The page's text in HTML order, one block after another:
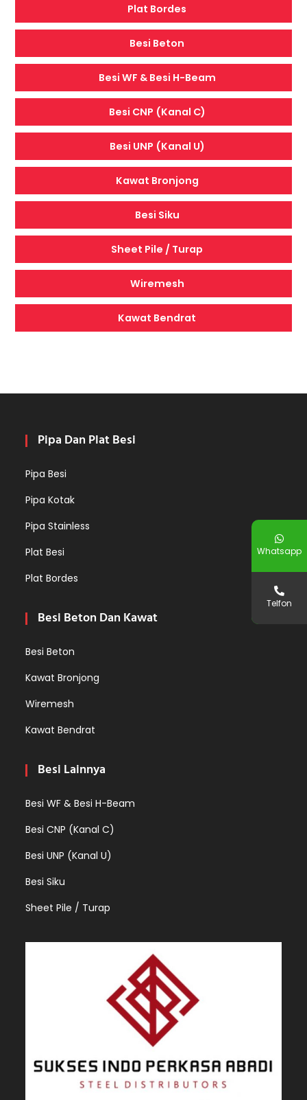
Plat Bordes
Besi Beton
Besi WF & Besi H-Beam
Besi CNP (Kanal C)
Besi UNP (Kanal U)
Kawat Bronjong
Besi Siku
Sheet Pile / Turap
Wiremesh
Kawat Bendrat
Pipa Dan Plat Besi
Pipa Besi
Pipa Kotak
Pipa Stainless
Plat Besi
Plat Bordes
Besi Beton Dan Kawat
Besi Beton
Kawat Bronjong
Wiremesh
Kawat Bendrat
Besi Lainnya
Besi WF & Besi H-Beam
Besi CNP (Kanal C)
Besi UNP (Kanal U)
Besi Siku
Sheet Pile / Turap
Whatsapp
Telfon